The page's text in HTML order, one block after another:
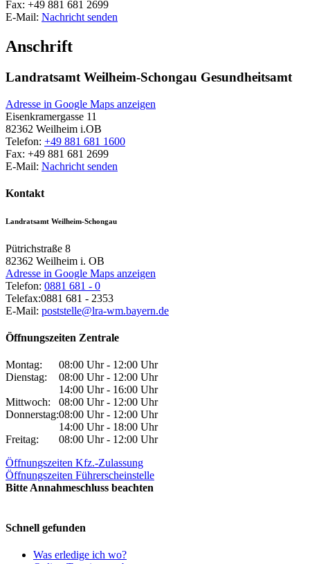
Fax: +49 881 681 2699
E-Mail: Nachricht senden
Anschrift
Landratsamt Weilheim-Schongau Gesundheitsamt
Adresse in Google Maps anzeigen
Eisenkramergasse 11
82362 Weilheim i.OB
Telefon: +49 881 681 1600
Fax: +49 881 681 2699
E-Mail: Nachricht senden
Kontakt
Landratsamt Weilheim-Schongau
Pütrichstraße 8
82362 Weilheim i. OB
Adresse in Google Maps anzeigen
Telefon: 0881 681 - 0
Telefax:0881 681 - 2353
E-Mail: poststelle@lra-wm.bayern.de
Öffnungszeiten Zentrale
Montag:
08:00 Uhr - 12:00 Uhr
Dienstag:
08:00 Uhr - 12:00 Uhr
14:00 Uhr - 16:00 Uhr
Mittwoch:
08:00 Uhr - 12:00 Uhr
Donnerstag:08:00 Uhr - 12:00 Uhr
14:00 Uhr - 18:00 Uhr
Freitag:
08:00 Uhr - 12:00 Uhr
Öffnungszeiten Kfz.-Zulassung
Öffnungszeiten Führerscheinstelle
Bitte Annahmeschluss beachten
Schnell gefunden
Was erledige ich wo?